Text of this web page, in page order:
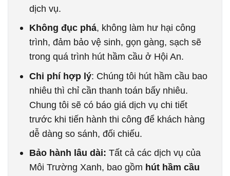
dịch vụ.
Không đục phá, không làm hư hại công
trình, đảm bảo vệ sinh, gọn gàng, sạch sẽ
trong quá trình hút hầm cầu ở Hội An.
Chi phí hợp lý: Chúng tôi hút hầm cầu bao
nhiêu thì chỉ cần thanh toán bấy nhiêu.
Chung tôi sẽ có báo giá dịch vụ chi tiết
trước khi tiến hành thi công để khách hàng
dễ dàng so sánh, đối chiếu.
Bảo hành lâu dài: Tất cả các dịch vụ của
Môi Trường Xanh, bao gồm hút hầm cầu